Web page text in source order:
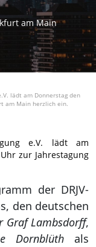
am Main
lädt am Donnerstag den
am Main herzlich ein.
e.V. lädt am
zur Jahrestagung
der DRJV-
den deutschen
Graf Lambsdorff,
Dornblüthals